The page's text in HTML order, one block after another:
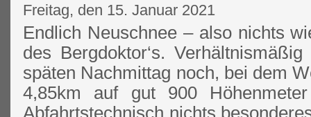
Freitag, den 15. Januar 2021
Endlich Neuschnee – also nichts
des Bergdoktor‘s.
späten Nachmittag noch, bei dem
4,85km auf gut 900